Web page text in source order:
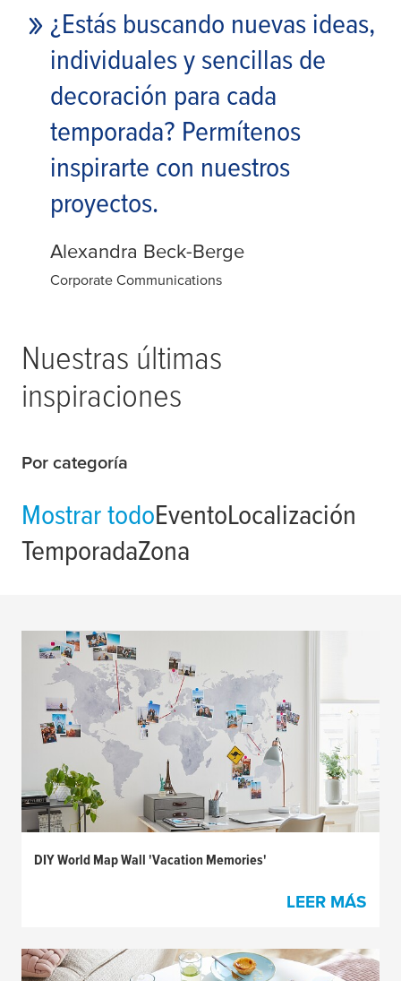
¿Estás buscando nuevas ideas,
individuales y sencillas de
decoración para cada
temporada? Permítenos
inspirarte con nuestros
proyectos.
Alexandra Beck-Berge
Corporate Communications
Nuestras últimas
inspiraciones
Por categoría
Mostrar todoEventoLocalización
TemporadaZona
DIY World Map Wall 'Vacation Memories'
LEER MÁS